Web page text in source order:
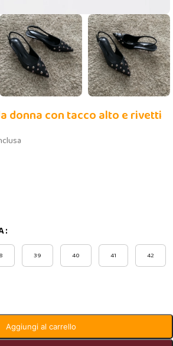
donna con tacco alto e rivetti
39 40 41 42
Aggiungi al carrello